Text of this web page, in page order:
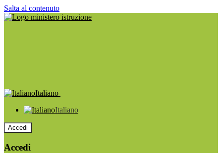
Salta al contenuto
Italiano
Italiano
Accedi
Accedi